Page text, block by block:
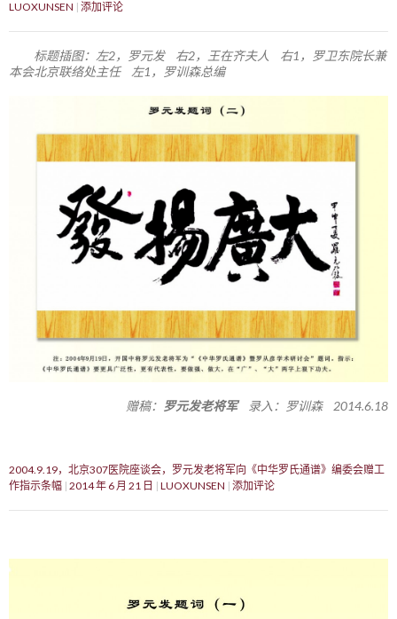
LUOXUNSEN 添加评论
标题插图：左2，罗元发 右2，王在齐夫人 右1，罗卫东院长兼
本会北京联络处主任 左1，罗训森总编
赠稿： 罗元发老将军录入：罗训森 2014.6.18
2004.9.19，北京307医院座谈会，罗元发老将军向《中华罗氏通谱》编委会赠工
作指示条幅 2014 年 6 月 21 日 LUOXUNSEN 添加评论